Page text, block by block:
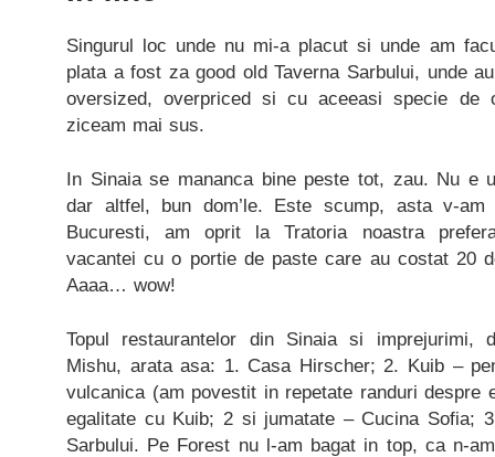
Singurul loc unde nu mi-a placut si unde am
plata a fost za good old Taverna Sarbului, unde
oversized, overpriced si cu aceeasi specie de
ziceam mai sus.
In Sinaia se mananca bine peste tot, zau. Nu e
dar altfel, bun dom’le. Este scump, asta v-
Bucuresti, am oprit la Tratoria noastra
vacantei cu o portie de paste care au costat 20
Aaaa… wow!
Topul restaurantelor din Sinaia si imprejurimi,
Mishu, arata asa: 1. Casa Hirscher; 2. Kuib –
vulcanica (am povestit in repetate randuri
egalitate cu Kuib; 2 si jumatate – Cucina Sofia;
Sarbului. Pe Forest nu l-am bagat in top, ca n-